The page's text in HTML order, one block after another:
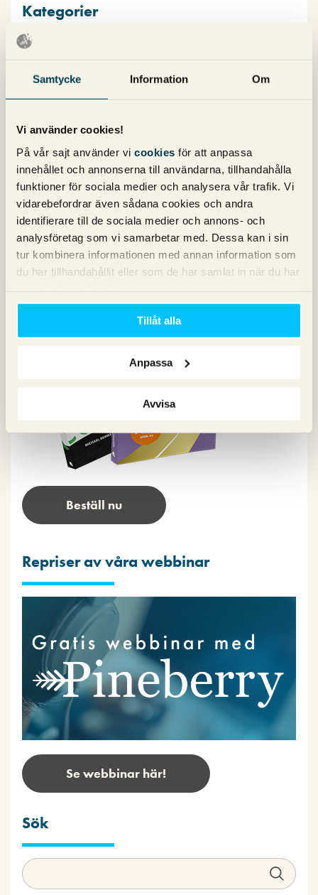
Samtycke Information Om
Vi använder cookies!
På vår sajt använder vi cookies för att anpassa
innehållet och annonserna till användarna, tillhandahålla
funktioner för sociala medier och analysera vår trafik. Vi
vidarebefordrar även sådana cookies och andra
identifierare till de sociala medier och annons- och
analysföretag som vi samarbetar med. Dessa kan i sin
tur kombinera informationen med annan information som
du har tillhandahållit eller som de har samlat in när du har
Tillåt alla
Anpassa
Avvisa
Kategorier
Copy
Konvertering
Marknadsföring
Nyheter om Pineberry
SEM
Sociala medier
Sökpodden
Webbanalys
Våra böcker om SEO och Google Ads
Beställ nu
Repriser av våra webbinar
Se webbinar här!
Sök